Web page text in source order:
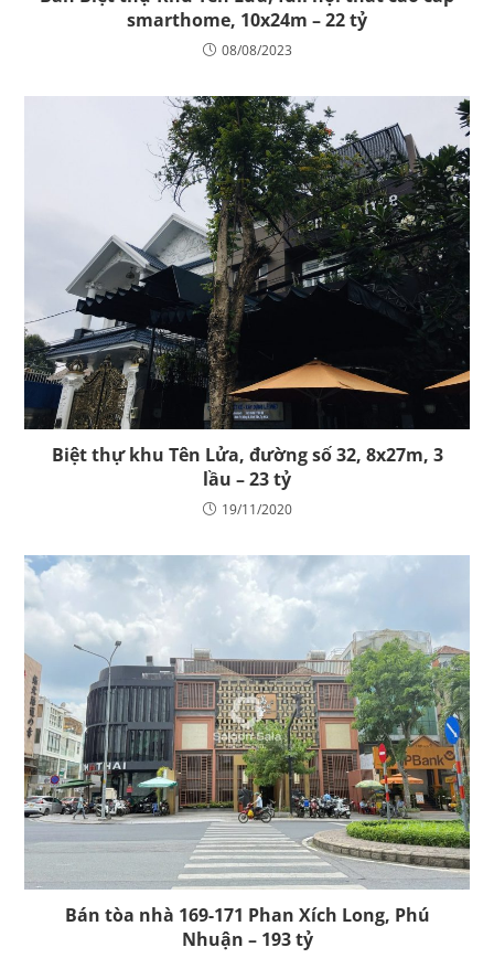
smarthome, 10x24m – 22 tỷ
08/08/2023
Biệt thự khu Tên Lửa, đường số 32, 8x27m, 3
lầu – 23 tỷ
19/11/2020
Bán tòa nhà 169-171 Phan Xích Long, Phú
Nhuận – 193 tỷ